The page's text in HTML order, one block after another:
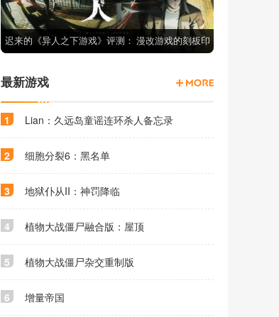
迟来的《异人之下游戏》评测： 漫改游戏的刻板印
最新游戏
1 Lian：久远岛童谣连环杀人备忘录
2 细胞分裂6：黑名单
3 地狱仆从II：神罚降临
4 植物大战僵尸融合版：屋顶
5 植物大战僵尸杂交重制版
6 增量帝国